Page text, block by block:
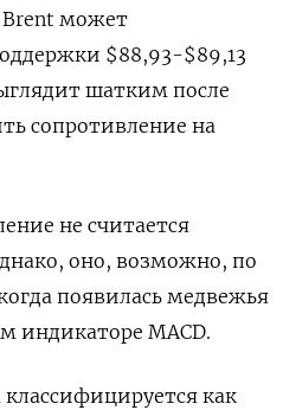
может
$88,93-$89,13
шатким после
сопротивление на
не считается
оно, возможно, по
появилась медвежья
индикаторе MACD.
как